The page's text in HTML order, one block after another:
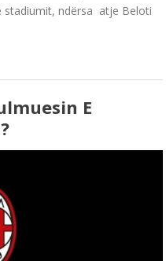
stadiumit, ndërsa atje Beloti
E